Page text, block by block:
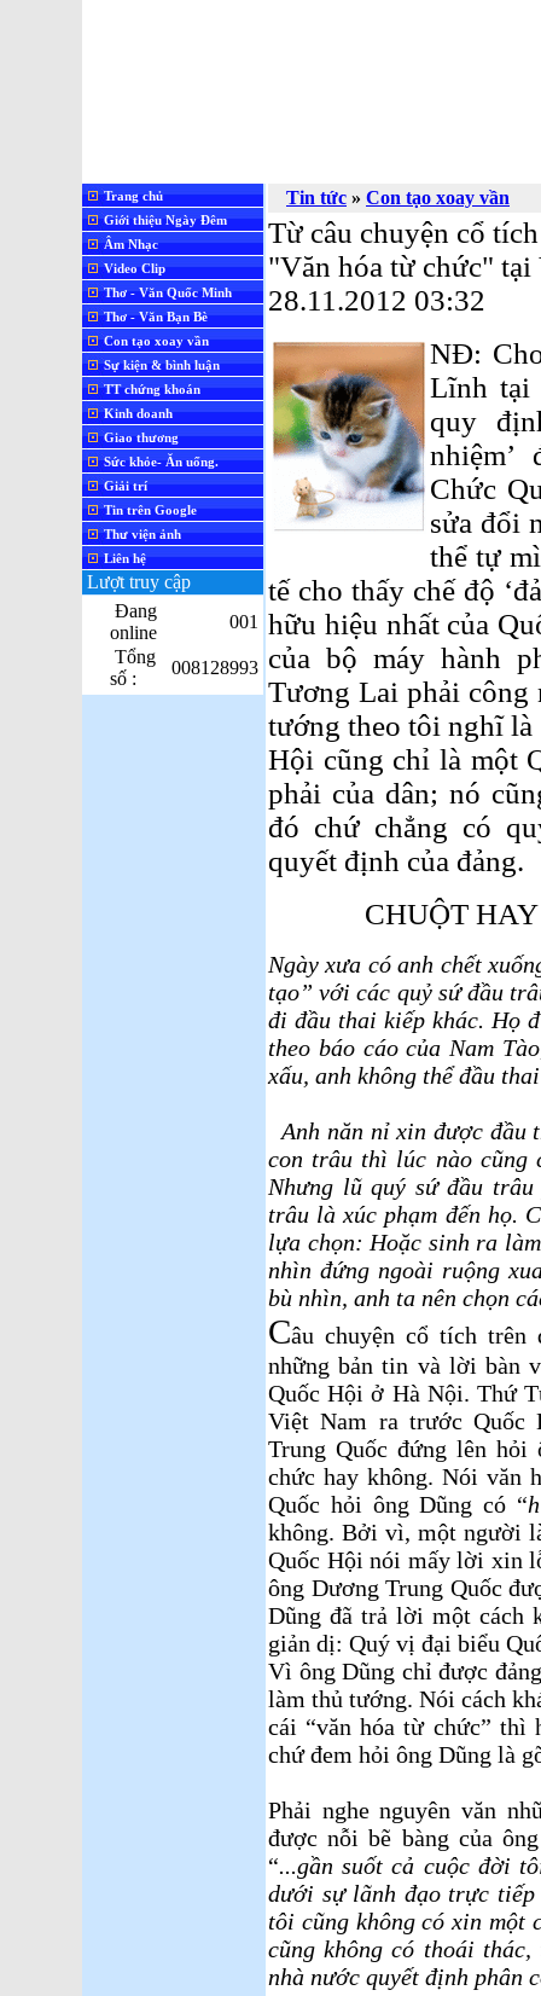
Trang chủ
Giới thiệu Ngày Đêm
Âm Nhạc
Video Clip
Thơ - Văn Quốc Minh
Thơ - Văn Bạn Bè
Con tạo xoay vần
Sự kiện & bình luận
TT chứng khoán
Kinh doanh
Giao thương
Sức khỏe- Ăn uống.
Giải trí
Tin trên Google
Thư viện ảnh
Liên hệ
Lượt truy cập
Đang
online
001
Tổng
số :
008128993
Tin tức » Con tạo xoay vần
Từ câu chuyện cổ
"Văn hóa từ chức" tại
28.11.2012 03:32
NĐ:
Lĩnh tại
quy
Chức
sửa đổi
thể tự
tế cho thấy chế độ
hữu hiệu nhất của
của bộ máy hành
Tương Lai phải công
tướng theo tôi nghĩ
Hội cũng chỉ là một
phải của dân; nó
đó chứ chẳng có
quyết định của đảng.
CHUỘT
Ngày xưa có anh chết
tạo” với các quỷ sứ đầu
đi đầu thai kiếp khác. Họ
theo báo cáo của Nam
xấu, anh không thể đầu
Anh năn nỉ xin được đầu
con trâu thì lúc nào cũng
Nhưng lũ quý sứ đầu
trâu là xúc phạm đến họ.
lựa chọn: Hoặc sinh ra
nhìn đứng ngoài ruộng
bù nhìn, anh ta nên chọn
Câu chuyện cổ tích trên
những bản tin và lời bàn
Quốc Hội ở Hà Nội. Thứ
Việt Nam ra trước Quốc
Trung Quốc đứng lên hỏi
chức hay không. Nói văn
Quốc hỏi ông Dũng có “
không. Bởi vì, một người
Quốc Hội nói mấy lời xin
ông Dương Trung Quốc
Dũng đã trả lời một cách
giản dị: Quý vị đại biểu
Vì ông Dũng chỉ được
làm thủ tướng. Nói cách
cái “văn hóa từ chức” thì
chứ đem hỏi ông Dũng là
Phải nghe nguyên văn
được nỗi bẽ bàng của
“...gần suốt cả cuộc đời
dưới sự lãnh đạo trực tiếp
tôi cũng không có xin một
cũng không có thoái
nhà nước quyết định phân